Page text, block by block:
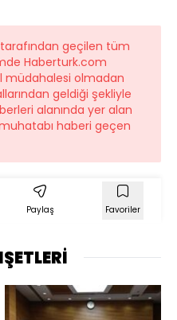
tarafından geçilen tüm
Haberturk.com
müdahalesi olmadan
geldiği şekliyle
alanında yer alan
haberi geçen
Paylaş Favoriler